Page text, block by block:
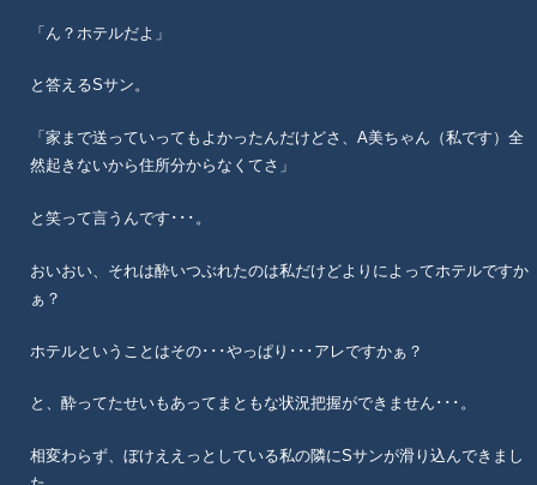
「ん？ホテルだよ」
と答えるSサン。
「家まで送っていってもよかったんだけどさ、A美ちゃん（私です）全
然起きないから住所分からなくてさ」
と笑って言うんです･･･。
おいおい、それは酔いつぶれたのは私だけどよりによってホテルですか
ぁ？
ホテルということはその･･･やっぱり･･･アレですかぁ？
と、酔ってたせいもあってまともな状況把握ができません･･･。
相変わらず、ぼけええっとしている私の隣にSサンが滑り込んできまし